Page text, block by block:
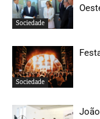
Sociedade
Sociedade